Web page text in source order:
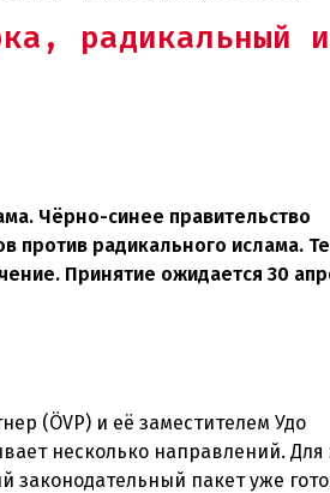
радикальный
Чёрно-синее правительство
против радикального ислама.
Принятие ожидается 30
(ÖVP) и её заместителем Удо
несколько направлений. Для
пакет уже